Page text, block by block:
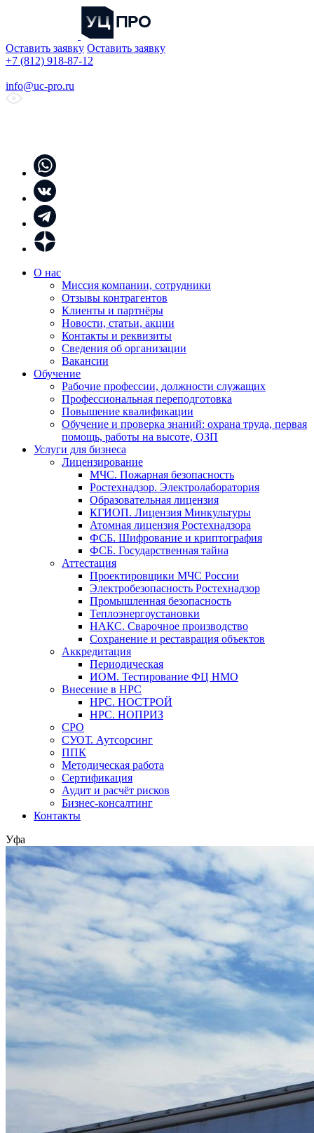
Оставить заявку Оставить заявку
+7 (812) 918-87-12
info@uc-pro.ru
О нас
Миссия компании, сотрудники
Отзывы контрагентов
Клиенты и партнёры
Новости, статьи, акции
Контакты и реквизиты
Сведения об организации
Вакансии
Обучение
Рабочие профессии, должности служащих
Профессиональная переподготовка
Повышение квалификации
Обучение и проверка знаний: охрана труда, первая
помощь, работы на высоте, ОЗП
Услуги для бизнеса
Лицензирование
МЧС. Пожарная безопасность
Ростехнадзор. Электролаборатория
Образовательная лицензия
КГИОП. Лицензия Минкультуры
Атомная лицензия Ростехнадзора
ФСБ. Шифрование и криптография
ФСБ. Государственная тайна
Аттестация
Проектировщики МЧС России
Электробезопасность Ростехнадзор
Промышленная безопасность
Теплоэнергоустановки
НАКС. Сварочное производство
Сохранение и реставрация объектов
Аккредитация
Периодическая
ИОМ. Тестирование ФЦ НМО
Внесение в НРС
НРС. НОСТРОЙ
НРС. НОПРИЗ
СРО
СУОТ. Аутсорсинг
ППК
Методическая работа
Сертификация
Аудит и расчёт рисков
Бизнес-консалтинг
Контакты
Уфа